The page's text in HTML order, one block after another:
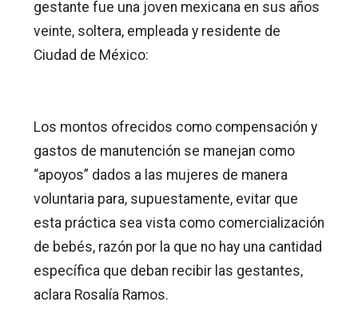
gestante fue una joven mexicana en sus años
veinte, soltera, empleada y residente de
Ciudad de México:
Los montos ofrecidos como compensación y
gastos de manutención se manejan como
“apoyos” dados a las mujeres de manera
voluntaria para, supuestamente, evitar que
esta práctica sea vista como comercialización
de bebés, razón por la que no hay una cantidad
específica que deban recibir las gestantes,
aclara Rosalía Ramos.